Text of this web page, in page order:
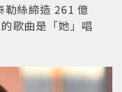
勒絲締造 261 億
歌曲是「她」唱